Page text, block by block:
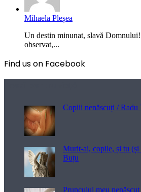
Mihaela Pleșea
Un destin minunat, slavă
observat,...
Find us on Facebook
Copiii nenăscuți / Radu
Murit-ai, copile, și tu (și
Buțu
Pruncului meu